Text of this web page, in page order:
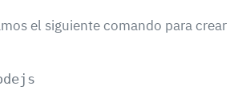
el siguiente comando para